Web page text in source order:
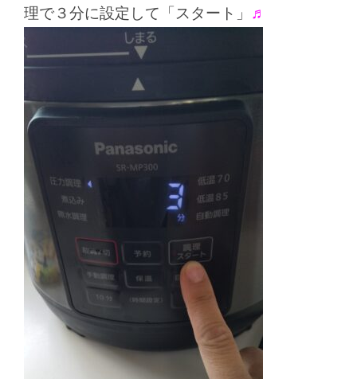
理で３分に設定して「スタート」 ♬